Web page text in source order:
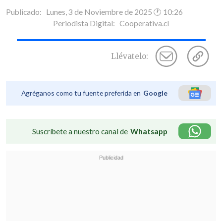
Publicado: Lunes, 3 de Noviembre de 2025 🕐 10:26
Periodista Digital: Cooperativa.cl
Llévatelo:
Agréganos como tu fuente preferida en Google
Suscríbete a nuestro canal de Whatsapp